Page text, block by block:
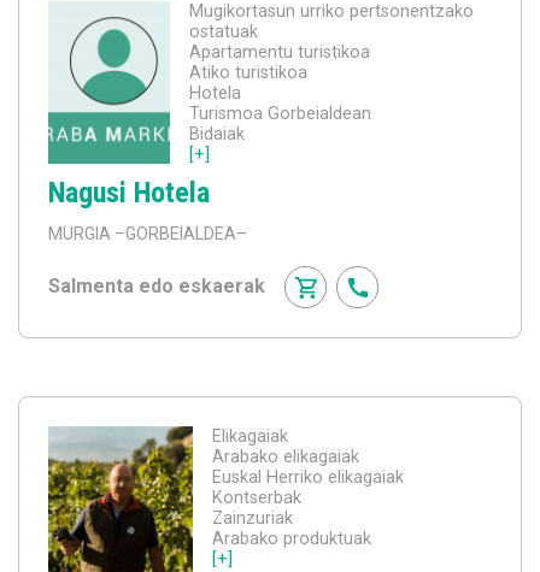
Mugikortasun urriko pertsonentzako
ostatuak
Apartamentu turistikoa
Atiko turistikoa
Hotela
Turismoa Gorbeialdean
Bidaiak
[+]
Nagusi Hotela
MURGIA –GORBEIALDEA–
Salmenta edo eskaerak
Elikagaiak
Arabako elikagaiak
Euskal Herriko elikagaiak
Kontserbak
Zainzuriak
Arabako produktuak
[+]